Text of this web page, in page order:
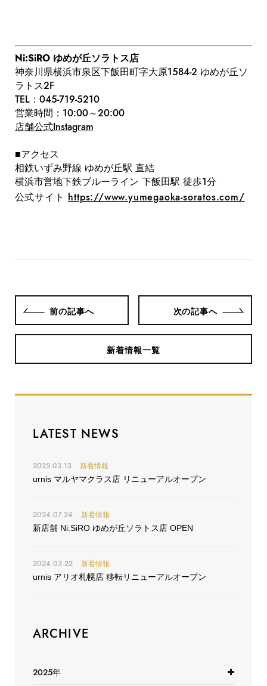
Ni:SiRO ゆめが丘ソラトス店
神奈川県横浜市泉区下飯田町字大原1584-2 ゆめが丘ソ
ラトス2F
TEL：045-719-5210
営業時間：10:00～20:00
店舗公式Instagram
■アクセス
相鉄いずみ野線 ゆめが丘駅 直結
横浜市営地下鉄ブルーライン 下飯田駅 徒歩1分
公式サイト https://www.yumegaoka-soratos.com/
前の記事へ 次の記事へ
新着情報一覧
LATEST NEWS
2025.03.13 新着情報
urnis マルヤマクラス店 リニューアルオープン
2024.07.24 新着情報
新店舗 Ni:SiRO ゆめが丘ソラトス店 OPEN
2024.03.22 新着情報
urnis アリオ札幌店 移転リニューアルオープン
ARCHIVE
2025年